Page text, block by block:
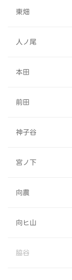
東畑
人ノ尾
本田
前田
神子谷
宮ノ下
向農
向ヒ山
脇谷